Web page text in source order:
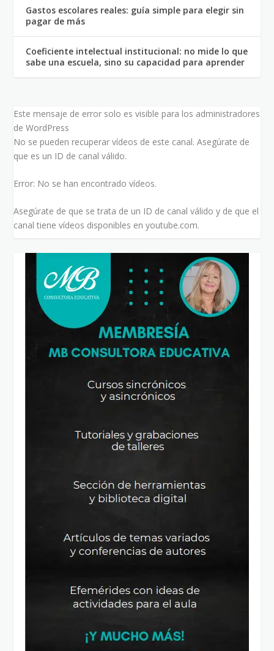
Gastos escolares reales: guía simple para elegir sin
pagar de más
Coeficiente intelectual institucional: no mide lo que
sabe una escuela, sino su capacidad para aprender
Este mensaje de error solo es visible para los administradores
de WordPress
No se pueden recuperar vídeos de este canal. Asegúrate de
que es un ID de canal válido.
Error: No se han encontrado vídeos.
Asegúrate de que se trata de un ID de canal válido y de que el
canal tiene vídeos disponibles en youtube.com.